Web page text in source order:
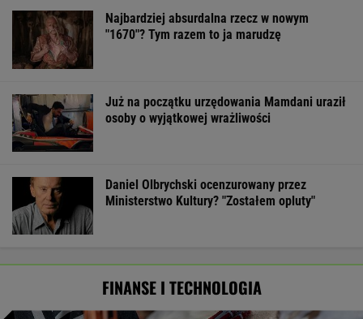
Najbardziej absurdalna rzecz w nowym
"1670"? Tym razem to ja marudzę
Już na początku urzędowania Mamdani uraził
osoby o wyjątkowej wrażliwości
Daniel Olbrychski ocenzurowany przez
Ministerstwo Kultury? "Zostałem opluty"
FINANSE I TECHNOLOGIA